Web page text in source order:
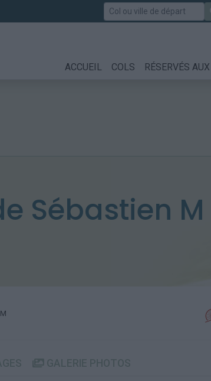
Rechercher
ACCUEIL COLS RÉSERVÉS
Sébastien M